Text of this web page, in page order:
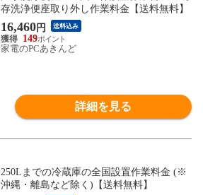
存洗浄便座取り外し作業料金【送料無料】
16,460円 送料込み
149
家電のPCあきんど
詳細を見る
250Lまでの冷蔵庫の全国設置作業料金 (※
沖縄・離島など除く)【送料無料】